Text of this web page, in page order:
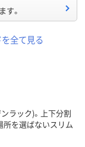
す。
全て見る
ラック)。上下分割
所を選ばないスリム